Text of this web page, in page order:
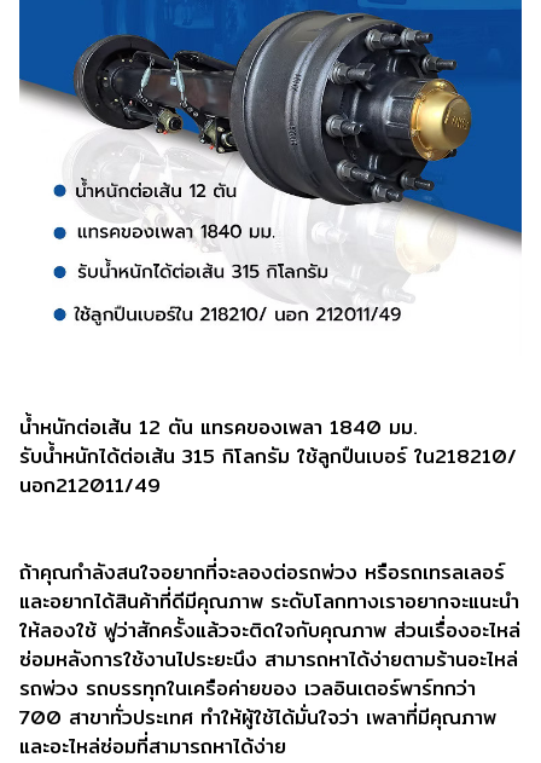
น้ำหนักต่อเส้น 12 ตัน แทรคของเพลา 1840 มม.
รับน้ำหนักได้ต่อเส้น 315 กิโลกรัม ใช้ลูกปืนเบอร์ ใน218210/
นอก212011/49
ถ้าคุณกำลังสนใจอยากที่จะลองต่อรถพ่วง หรือรถเทรลเลอร์
และอยากได้สินค้าที่ดีมีคุณภาพ ระดับโลกทางเราอยากจะแนะนำ
ให้ลองใช้ ฟูว่าสักครั้งแล้วจะติดใจกับคุณภาพ ส่วนเรื่องอะไหล่
ซ่อมหลังการใช้งานไประยะนึง สามารถหาได้ง่ายตามร้านอะไหล่
รถพ่วง รถบรรทุกในเครือค่ายของ เวลอินเตอร์พาร์ทกว่า
700 สาขาทั่วประเทศ ทำให้ผู้ใช้ได้มั่นใจว่า เพลาที่มีคุณภาพ
และอะไหล่ซ่อมที่สามารถหาได้ง่าย